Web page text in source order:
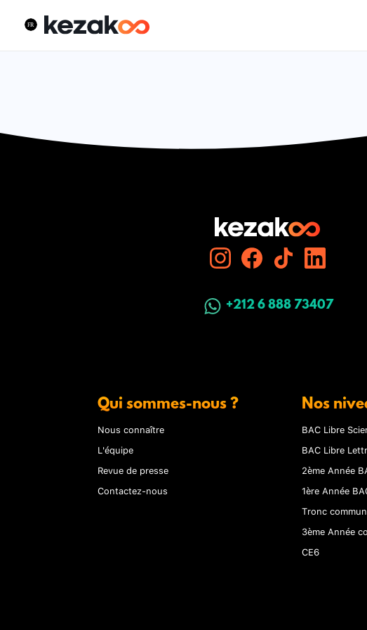
+212 6 888 73407
Qui sommes-nous ?
Nous connaître
L'équipe
Revue de presse
Contactez-nous
Nos
BAC Libre
BAC Libre
2ème Année
1ère Année
Tronc commun
3ème Année
CE6